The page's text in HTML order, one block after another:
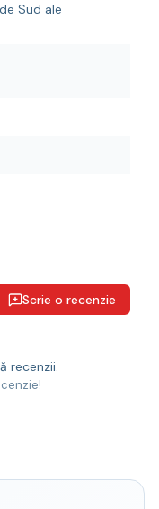
Sud ale
Scrie o recenzie
recenzii.